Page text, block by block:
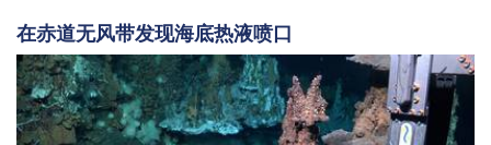
在赤道无风带发现海底热液喷口